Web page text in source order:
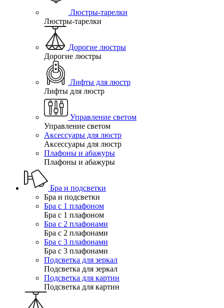
Люстры-тарелки
Люстры-тарелки
Дорогие люстры
Дорогие люстры
Лифты для люстр
Лифты для люстр
Управление светом
Управление светом
Аксессуары для люстр
Аксессуары для люстр
Плафоны и абажуры
Плафоны и абажуры
Бра и подсветки
Бра и подсветки
Бра с 1 плафоном
Бра с 1 плафоном
Бра с 2 плафонами
Бра с 2 плафонами
Бра с 3 плафонами
Бра с 3 плафонами
Подсветка для зеркал
Подсветка для зеркал
Подсветка для картин
Подсветка для картин